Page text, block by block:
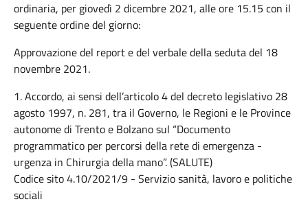
ordinaria, per giovedì 2 dicembre 2021, alle ore 15.15 con il
seguente ordine del giorno:
Approvazione del report e del verbale della seduta del 18
novembre 2021.
1. Accordo, ai sensi dell’articolo 4 del decreto legislativo 28
agosto 1997, n. 281, tra il Governo, le Regioni e le Province
autonome di Trento e Bolzano sul “Documento
programmatico per percorsi della rete di emergenza -
urgenza in Chirurgia della mano”. (SALUTE)
Codice sito 4.10/2021/9 - Servizio sanità, lavoro e politiche
sociali